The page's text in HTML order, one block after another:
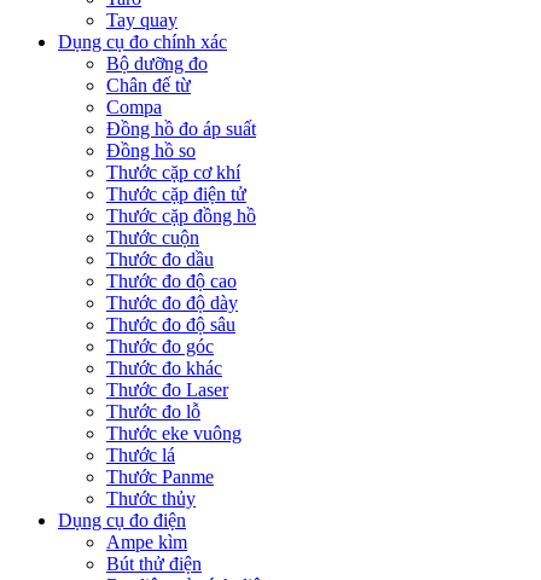
Tay quay
Dụng cụ đo chính xác
Bộ dưỡng đo
Chân đế từ
Compa
Đồng hồ đo áp suất
Đồng hồ so
Thước cặp cơ khí
Thước cặp điện tử
Thước cặp đồng hồ
Thước cuộn
Thước đo dầu
Thước đo độ cao
Thước đo độ dày
Thước đo độ sâu
Thước đo góc
Thước đo khác
Thước đo Laser
Thước đo lỗ
Thước eke vuông
Thước lá
Thước Panme
Thước thủy
Dụng cụ đo điện
Ampe kìm
Bút thử điện